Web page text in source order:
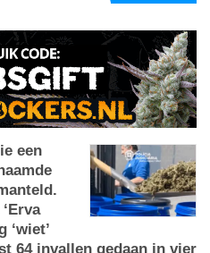
een
‘wiet’
64 invallen gedaan in vier